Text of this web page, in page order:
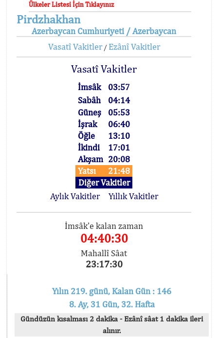
Ülkeler Listesi İçin Tıklayınız
Pirdzhakhan
Azerbaycan Cumhuriyeti / Azerbaycan
Vasatî Vakitler/ Ezânî Vakitler
Vasatî Vakitler
İmsâk
03:57
Sabâh
04:14
Güneş
05:53
İşrak
06:40
Öğle
13:10
İkindi
17:01
Akşam 20:08
Yatsı
21:48
Diğer Vakitler
Aylık Vakitler
Yıllık Vakitler
İmsâk'e kalan zaman
04:40:29
Mahallî Sâat
23:17:31
Yılın 219. günü, Kalan Gün : 146
8. Ay, 31 Gün, 32. Hafta
Gündüzün kısalması 2 dakika - Ezânî sâat 1 dakika ileri
alınır.